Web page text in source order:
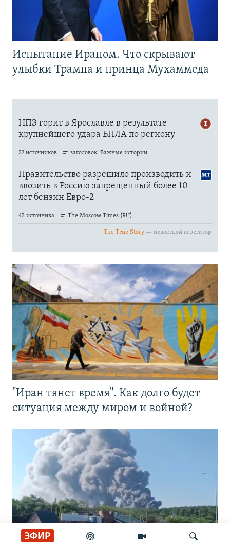
ЭФИР
Испытание Ираном. Что скрывают
улыбки Трампа и принца Мухаммеда
"Иран тянет время". Как долго будет
ситуация между миром и войной?